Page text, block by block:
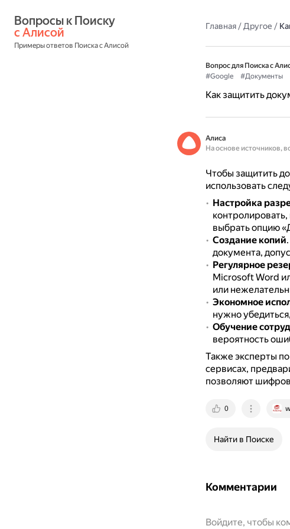
с Алисой
Примеры ответов Поиска с Алисой
Главная/Другое /
Вопрос для Поиска с
#Google
#Документы
Как защитить
Алиса
На основе источников,
Чтобы защитить
использовать
Настройка
выбрать опцию
Создание копий.
документа,
Регулярное
Microsoft Word
или
Экономное
нужно
Обучение
вероятность
Также эксперты
сервисах,
позволяют
0
Найти в Поиске
Комментарии
Войдите, чтобы